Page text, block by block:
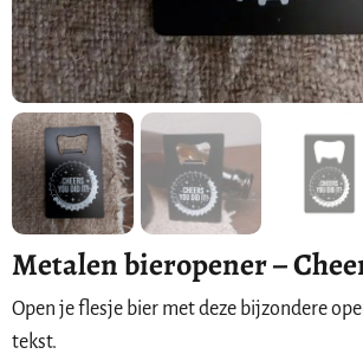
Metalen bieropener –
Open je flesje bier met deze bijzondere
tekst.